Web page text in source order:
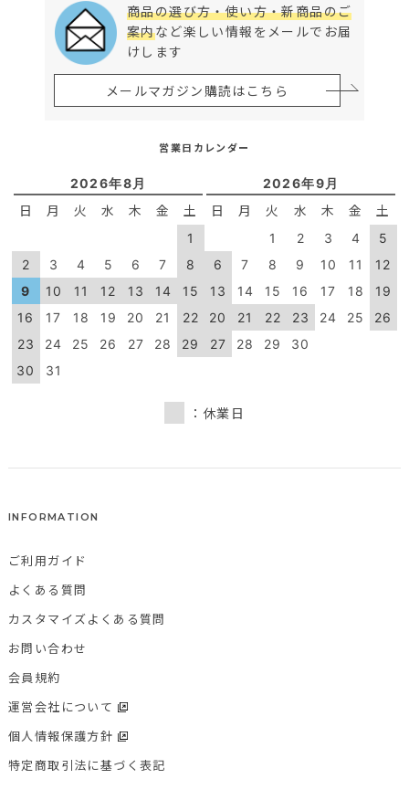
商品の選び方・使い方・新商品のご
案内など楽しい情報をメールでお届
けします
メールマガジン購読はこちら
営業日カレンダー
2026年8月
日 月 火 水 木 金 土
1
2
3 4 5 6 7
8
9
10 11 12 13 14
15
16
17 18 19 20 21
22
23
24 25 26 27 28
29
30
31
2026年9月
日 月 火 水 木 金 土
1 2 3 4
5
6
7 8 9 10 11
12
13
14 15 16 17 18
19
20
21 22 23 24 25
26
27
28 29 30
：休業日
INFORMATION
ご利用ガイド
よくある質問
カスタマイズよくある質問
お問い合わせ
会員規約
運営会社について
個人情報保護方針
特定商取引法に基づく表記